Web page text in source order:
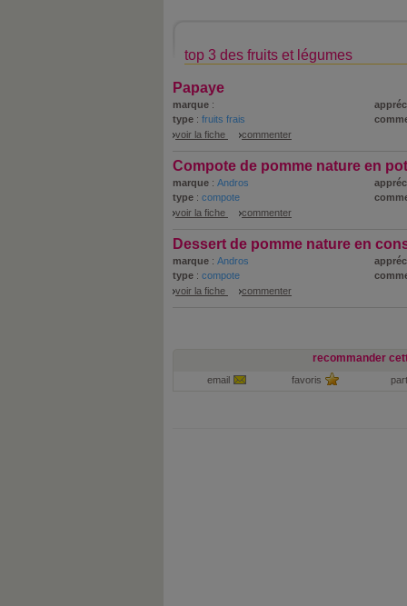
top 3 des fruits et légumes
Papaye
marque :
type : fruits frais
voir la fiche
commenter
Compote de pomme nature en pot
marque : Andros
type : compote
voir la fiche
commenter
Dessert de pomme nature en
marque : Andros
type : compote
voir la fiche
commenter
recommander
email favoris